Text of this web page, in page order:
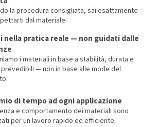
la procedura consigliata, sai esattamente
dal materiale.
nella pratica reale — non guidati dalle
i materiali in base a stabilità, durata e
— non in base alle mode del
di tempo ad ogni applicazione
e comportamento dei materiali sono
per un lavoro rapido ed efficiente.